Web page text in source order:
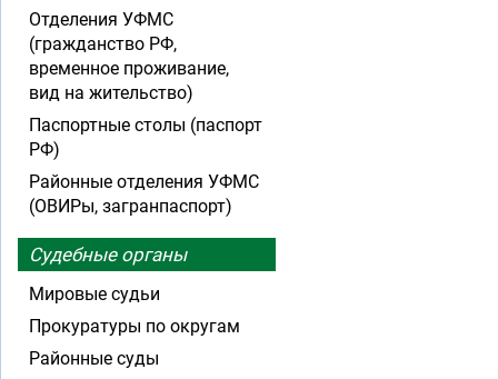
Отделения УФМС
(гражданство РФ,
временное проживание,
вид на жительство)
Паспортные столы (паспорт
РФ)
Районные отделения УФМС
(ОВИРы, загранпаспорт)
Судебные органы
Мировые судьи
Прокуратуры по округам
Районные суды